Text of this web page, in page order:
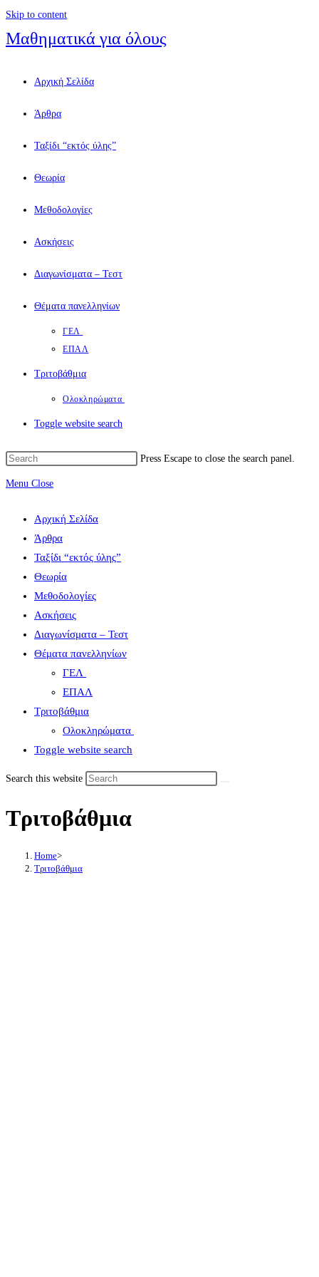
Skip to content
Μαθηματικά για όλους
Αρχική Σελίδα
Άρθρα
Ταξίδι “εκτός ύλης”
Θεωρία
Μεθοδολογίες
Ασκήσεις
Διαγωνίσματα – Τεστ
Θέματα πανελληνίων
ΓΕΛ
ΕΠΑΛ
Τριτοβάθμια
Ολοκληρώματα
Toggle website search
Press Escape to close the search panel.
Menu Close
Αρχική Σελίδα
Άρθρα
Ταξίδι “εκτός ύλης”
Θεωρία
Μεθοδολογίες
Ασκήσεις
Διαγωνίσματα – Τεστ
Θέματα πανελληνίων
ΓΕΛ
ΕΠΑΛ
Τριτοβάθμια
Ολοκληρώματα
Toggle website search
Search this website
Τριτοβάθμια
Home>
Τριτοβάθμια